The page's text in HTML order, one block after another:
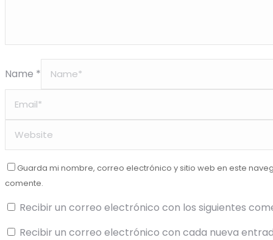
Name *
Guarda mi nombre, correo electrónico y sitio web en este
comente.
Recibir un correo electrónico con los siguientes
Recibir un correo electrónico con cada nueva